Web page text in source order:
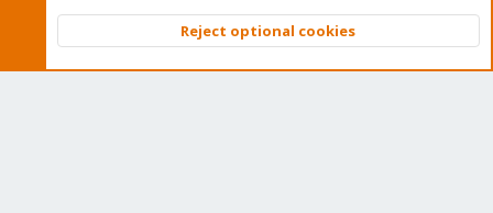
Community platform by XenForo © 2010-2026 XenForo Ltd.
Top
Reject optional cookies